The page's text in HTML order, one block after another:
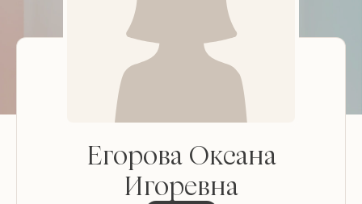
Егорова Оксана
Игоревна